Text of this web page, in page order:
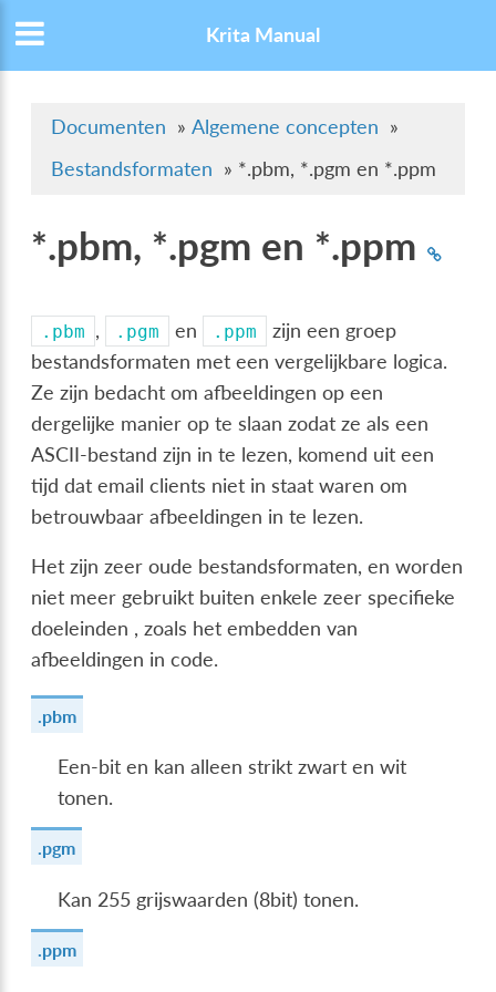
Krita Manual
Documenten » Algemene concepten »
Bestandsformaten » *.pbm, *.pgm en *.ppm
*.pbm, *.pgm en *.ppm
.pbm , .pgm en .ppm
zijn een groep
bestandsformaten met een vergelijkbare logica.
Ze zijn bedacht om afbeeldingen op een
dergelijke manier op te slaan zodat ze als een
ASCII-bestand zijn in te lezen, komend uit een
tijd dat email clients niet in staat waren om
betrouwbaar afbeeldingen in te lezen.
Het zijn zeer oude bestandsformaten, en worden
niet meer gebruikt buiten enkele zeer specifieke
doeleinden , zoals het embedden van
afbeeldingen in code.
.pbm
Een-bit en kan alleen strikt zwart en wit
tonen.
.pgm
Kan 255 grijswaarden (8bit) tonen.
.ppm